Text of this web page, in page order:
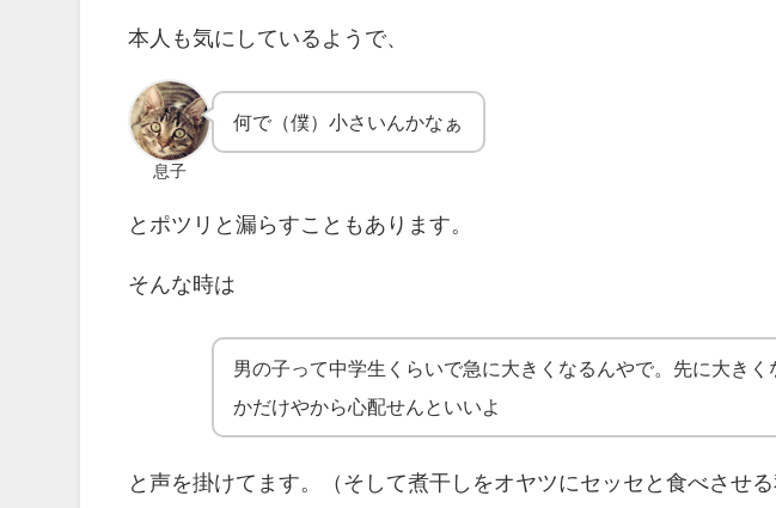
本人も気にしているようで、
息子
何で（僕）小さいんかなぁ
とポツリと漏らすこともあります。
そんな時は
男の子って中学生くらいで急に大きくなるんやで。先に大きく
かだけやから心配せんといいよ
と声を掛けてます。（そして煮干しをオヤツにセッセと食べさせる